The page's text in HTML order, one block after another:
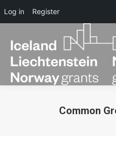
Common
Log in Register